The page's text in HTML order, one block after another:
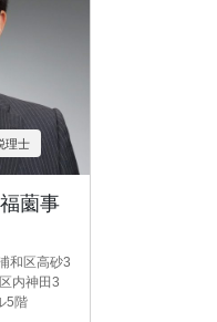
理士
薗事
和区高砂3
内神田3
5階